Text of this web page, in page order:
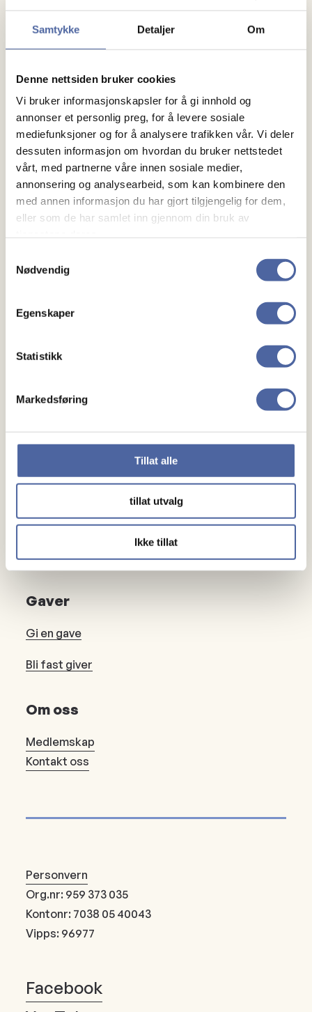
Samtykke Detaljer Om
Denne nettsiden bruker cookies
Vi bruker informasjonskapsler for å gi innhold og
annonser et personlig preg, for å levere sosiale
mediefunksjoner og for å analysere trafikken vår. Vi deler
dessuten informasjon om hvordan du bruker nettstedet
vårt, med partnerne våre innen sosiale medier,
annonsering og analysearbeid, som kan kombinere den
med annen informasjon du har gjort tilgjengelig for dem,
eller som de har samlet inn gjennom din bruk av
Nødvendig
Egenskaper
Statistikk
Markedsføring
Tillat alle
tillat utvalg
Ikke tillat
Hyttetur – Midt i livet
Om MS
Lokalforeninger
Gaver
Gi en gave
Bli fast giver
Om oss
Medlemskap
Kontakt oss
Personvern
Org.nr: 959 373 035
Kontonr: 7038 05 40043
Vipps: 96977
Facebook